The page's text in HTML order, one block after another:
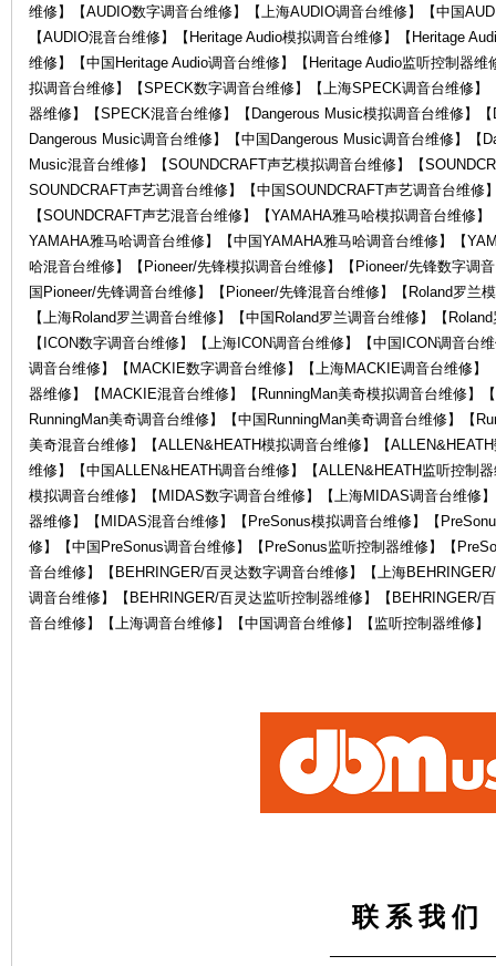
维修】【AUDIO数字调音台维修】【上海AUDIO调音台维修】【中国
【AUDIO混音台维修】【Heritage Audio模拟调音台维修】【Heritage
维修】【中国Heritage Audio调音台维修】【Heritage Audio监听控制器
拟调音台维修】【SPECK数字调音台维修】【上海SPECK调音台维修
器维修】【SPECK混音台维修】【Dangerous Music模拟调音台维修】
Dangerous Music调音台维修】【中国Dangerous Music调音台维修】【
Music混音台维修】【SOUNDCRAFT声艺模拟调音台维修】【
SOUNDCRAFT声艺调音台维修】【中国SOUNDCRAFT声艺调音台维修
【SOUNDCRAFT声艺混音台维修】【YAMAHA雅马哈模拟调音台维修
YAMAHA雅马哈调音台维修】【中国YAMAHA雅马哈调音台维修】【
哈混音台维修】【Pioneer/先锋模拟调音台维修】【Pioneer/先锋数字调
国Pioneer/先锋调音台维修】【Pioneer/先锋混音台维修】【Roland罗兰
【上海Roland罗兰调音台维修】【中国Roland罗兰调音台维修】【
【ICON数字调音台维修】【上海ICON调音台维修】【中国ICON调音台
调音台维修】【MACKIE数字调音台维修】【上海MACKIE调音台维修
器维修】【MACKIE混音台维修】【RunningMan美奇模拟调音台维修】
RunningMan美奇调音台维修】【中国RunningMan美奇调音台维修】【
美奇混音台维修】【ALLEN&HEATH模拟调音台维修】【
维修】【中国ALLEN&HEATH调音台维修】【ALLEN&HEATH监听控制
模拟调音台维修】【MIDAS数字调音台维修】【上海MIDAS调音台维修
器维修】【MIDAS混音台维修】【PreSonus模拟调音台维修】【
修】【中国PreSonus调音台维修】【PreSonus监听控制器维修】【
音台维修】【BEHRINGER/百灵达数字调音台维修】【上海
调音台维修】【BEHRINGER/百灵达监听控制器维修】【BEHRINGER/
音台维修】【上海调音台维修】【中国调音台维修】【监听控制器维修】
联 系 我 们
——————————